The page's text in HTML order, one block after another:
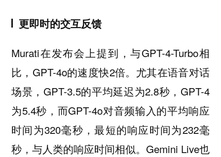
更即时的交互反馈
Murati在发布会上提到，与GPT-4-Turbo相
比，GPT-4o的速度快2倍。尤其在语音对话
场景，GPT-3.5的平均延迟为2.8秒，GPT-4
为5.4秒，而GPT-4o对音频输入的平均响应
时间为320毫秒，最短的响应时间为232毫
秒，与人类的响应时间相似。Gemini Live也